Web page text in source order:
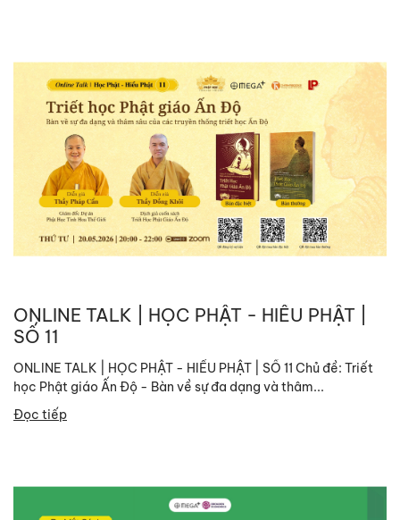
ONLINE TALK | HỌC PHẬT - HIỂU PHẬT |
SỐ 11
ONLINE TALK | HỌC PHẬT - HIỂU PHẬT | SỐ 11 Chủ đề: Triết
học Phật giáo Ấn Độ - Bàn về sự đa dạng và thâm...
Đọc tiếp